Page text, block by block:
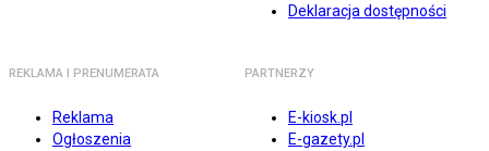
Deklaracja dostępności
REKLAMA I PRENUMERATA
Reklama
Ogłoszenia
PARTNERZY
E-kiosk.pl
E-gazety.pl